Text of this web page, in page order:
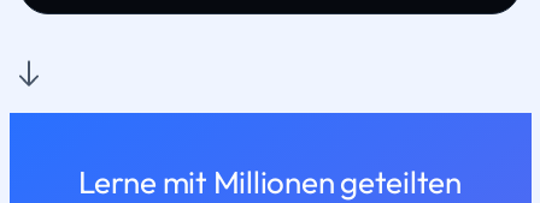
Lerne mit Millionen geteilten